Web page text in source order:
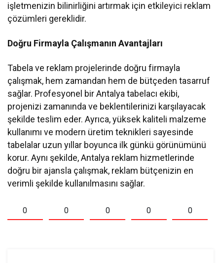
işletmenizin bilinirliğini artırmak için etkileyici reklam
çözümleri gereklidir.
Doğru Firmayla Çalışmanın Avantajları
Tabela ve reklam projelerinde doğru firmayla
çalışmak, hem zamandan hem de bütçeden tasarruf
sağlar. Profesyonel bir Antalya tabelacı ekibi,
projenizi zamanında ve beklentilerinizi karşılayacak
şekilde teslim eder. Ayrıca, yüksek kaliteli malzeme
kullanımı ve modern üretim teknikleri sayesinde
tabelalar uzun yıllar boyunca ilk günkü görünümünü
korur. Aynı şekilde, Antalya reklam hizmetlerinde
doğru bir ajansla çalışmak, reklam bütçenizin en
verimli şekilde kullanılmasını sağlar.
0 0 0 0 0